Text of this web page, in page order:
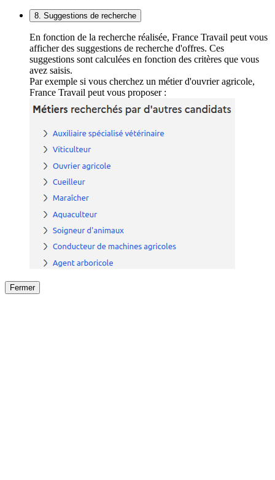
8. Suggestions de recherche
En fonction de la recherche réalisée, France Travail peut vous
afficher des suggestions de recherche d'offres. Ces
suggestions sont calculées en fonction des critères que vous
avez saisis.
Par exemple si vous cherchez un métier d'ouvrier agricole,
France Travail peut vous proposer :
Fermer